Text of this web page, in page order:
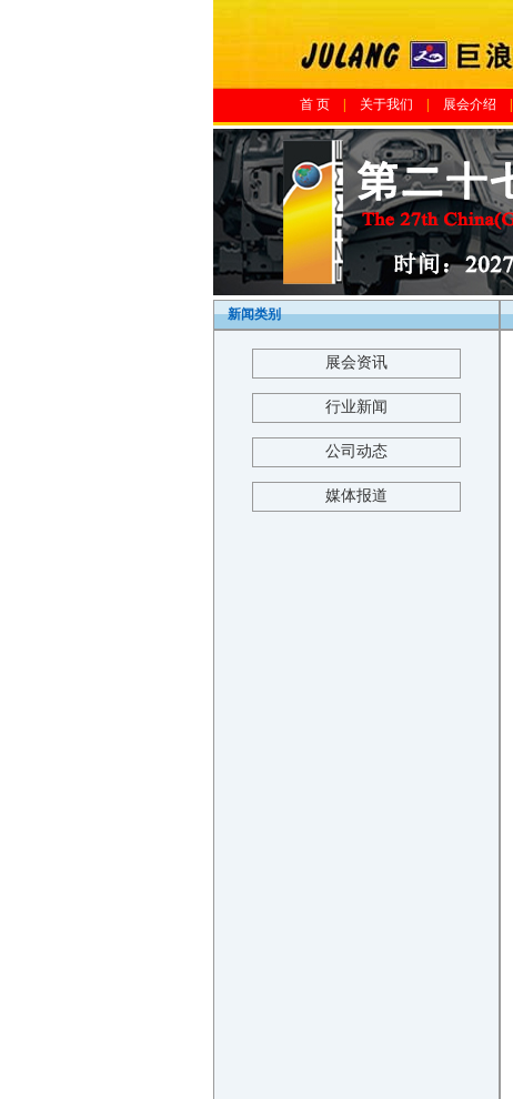
首 页 关于我们 展会介绍
新闻类别
展会资讯
行业新闻
公司动态
媒体报道